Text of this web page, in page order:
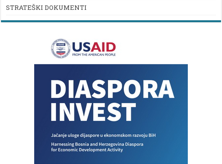
STRATEŠKI DOKUMENTI